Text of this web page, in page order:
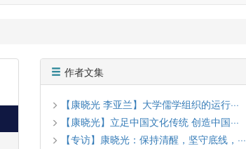
作者文集
【康晓光 李亚兰】大学儒学组织的运行···
【康晓光】立足中国文化传统 创造中国···
【专访】康晓光：保持清醒，坚守底线，···